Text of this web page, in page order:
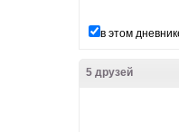
в этом
5 друзей